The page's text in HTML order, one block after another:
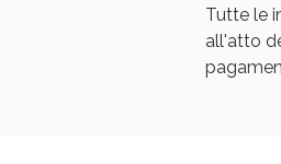
Tutte le
all'atto